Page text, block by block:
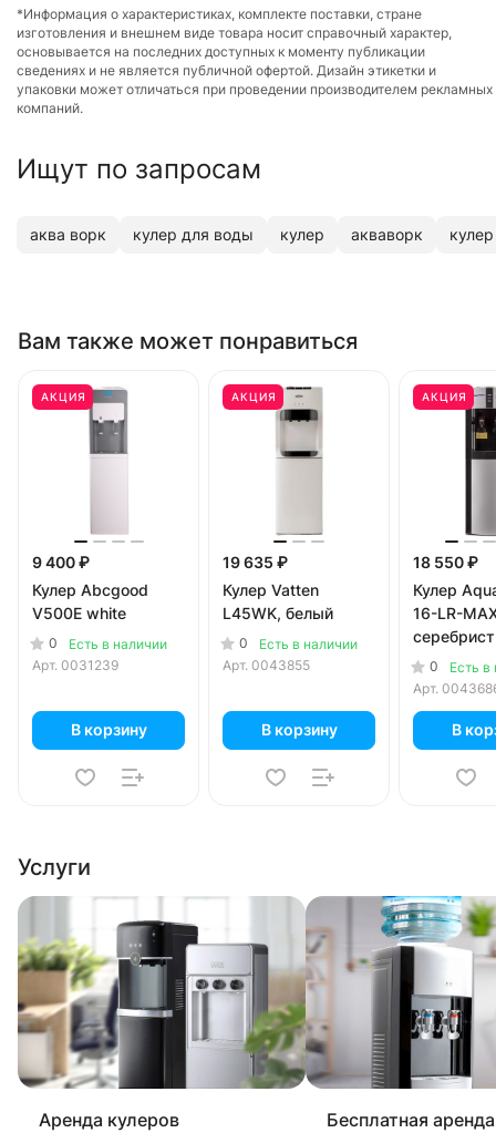
*Информация о характеристиках, комплекте поставки, стране
изготовления и внешнем виде товара носит справочный характер,
основывается на последних доступных к моменту публикации
сведениях и не является публичной офертой. Дизайн этикетки и
упаковки может отличаться при проведении производителем рекламных
компаний.
Ищут по запросам
аква ворк кулер для воды кулер акваворк
Вам также может понравиться
АКЦИЯ
9 400 ₽
Кулер Abcgood
V500E white
0
Есть в наличии
Арт. 0031239
В корзину
АКЦИЯ
19 635 ₽
Кулер Vatten
L45WK, белый
0
Есть в наличии
Арт. 0043855
В корзину
АКЦИЯ
18 550 ₽
Кулер
16-LR-
черный
0
Есть в
Арт.
В
Услуги
Аренда кулеров Бесплатная